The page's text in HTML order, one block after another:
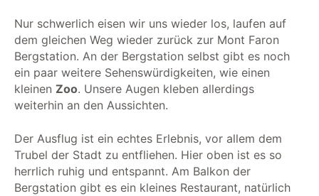
Nur schwerlich eisen wir uns wieder los, laufen auf
dem gleichen Weg wieder zurück zur Mont Faron
Bergstation. An der Bergstation selbst gibt es noch
ein paar weitere Sehenswürdigkeiten, wie einen
kleinen Zoo. Unsere Augen kleben allerdings
weiterhin an den Aussichten.
Der Ausflug ist ein echtes Erlebnis, vor allem dem
Trubel der Stadt zu entfliehen. Hier oben ist es so
herrlich ruhig und entspannt. Am Balkon der
Bergstation gibt es ein kleines Restaurant, natürlich